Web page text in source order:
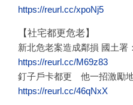
https://reurl.cc/xpoNj5
【社宅都更危老】
新北危老案造成鄰損 國土署
https://reurl.cc/M69z83
釘子戶卡都更 他一招激勵
https://reurl.cc/46qNxX